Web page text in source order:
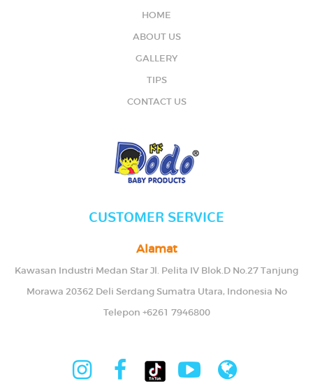
HOME
ABOUT US
GALLERY
TIPS
CONTACT US
CUSTOMER SERVICE
Alamat
Kawasan Industri Medan Star Jl. Pelita IV Blok.D No.27 Tanjung
Morawa 20362 Deli Serdang Sumatra Utara, Indonesia No
Telepon +6261 7946800